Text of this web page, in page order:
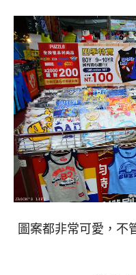
圖案都非常可愛，不